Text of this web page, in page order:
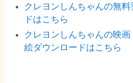
クレヨンしんちゃんの無
ドはこちら
クレヨンしんちゃんの映
絵ダウンロードはこちら